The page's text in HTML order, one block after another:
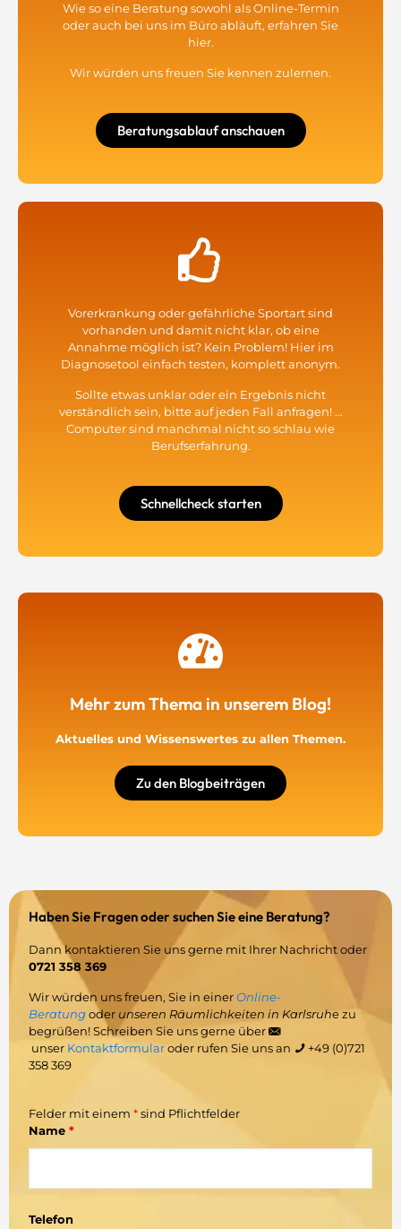
Wie so eine Beratung sowohl als Online-Termin
oder auch bei uns im Büro abläuft, erfahren Sie
hier.
Wir würden uns freuen Sie kennen zulernen.
Beratungsablauf anschauen
Vorerkrankung oder gefährliche Sportart sind
vorhanden und damit nicht klar, ob eine
Annahme möglich ist? Kein Problem! Hier im
Diagnosetool einfach testen, komplett anonym.
Sollte etwas unklar oder ein Ergebnis nicht
verständlich sein, bitte auf jeden Fall anfragen! …
Computer sind manchmal nicht so schlau wie
Berufserfahrung.
Schnellcheck starten
Mehr zum Thema in unserem Blog!
Aktuelles und Wissenswertes zu allen Themen.
Zu den Blogbeiträgen
Haben Sie Fragen oder suchen Sie eine Beratung?
Dann kontaktieren Sie uns gerne mit Ihrer Nachricht oder
0721 358 369
Wir würden uns freuen, Sie in einerOnline-
Beratungoder unseren Räumlichkeiten in Karlsruhe zu
begrüßen! Schreiben Sie uns gerne über
unser Kontaktformularoder rufen Sie uns an
+49 (0)721
358 369
Felder mit einem *sind Pflichtfelder
Name *
Telefon